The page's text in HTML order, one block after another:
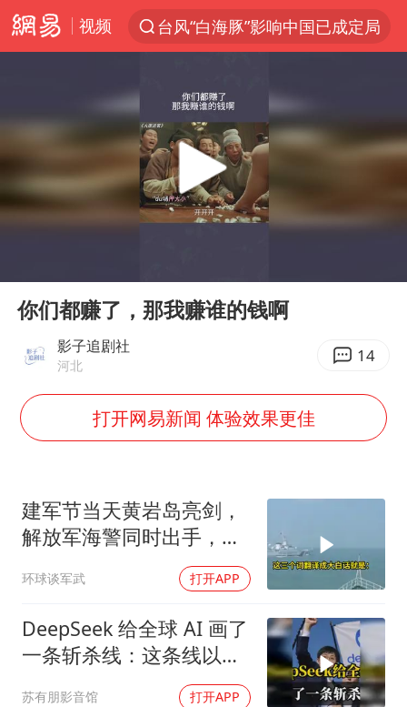
视频
台风“白海豚”影响中国已成定局
印度暴发金迪普拉病毒
杭州一小区17楼玻璃幕墙爆裂
“事业单位招聘不是人情买卖”
顾客称吃炭火烤肉商家收10元炭火费
美国退回1000亿美元关税
李亚鹏向地铁吐血女孩捐99999元
杨某某拒服兵役 不得录用为公务员
中国经济展现强大韧性和活力
Play
你们都赚了，那我赚谁的钱啊
影子追剧社
河北 14
打开网易新闻 体验效果更佳
建军节当天黄岩岛亮剑，
解放军海警同时出手，菲
律宾的挑衅该收场了
环球谈军武 打开APP
DeepSeek 给全球 AI 画了
一条斩杀线：这条线以下
的，趁早都别干了！
苏有朋影音馆 打开APP